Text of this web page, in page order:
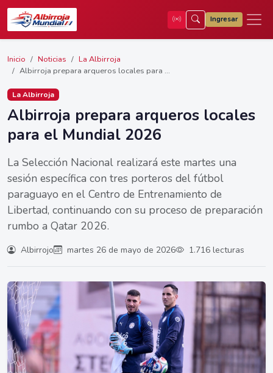
Ingresar
Inicio Noticias
La Albirroja
Albirroja prepara arqueros locales para ...
La Albirroja
Albirroja prepara arqueros locales
para el Mundial 2026
La Selección Nacional realizará este martes una
sesión específica con tres porteros del fútbol
paraguayo en el Centro de Entrenamiento de
Libertad, continuando con su proceso de preparación
rumbo a Qatar 2026.
Albirrojo martes 26 de mayo de 2026 1.716 lecturas